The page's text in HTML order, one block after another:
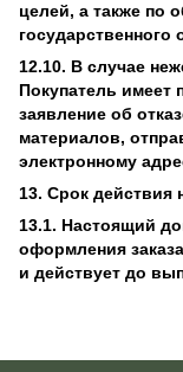
целей, а также по
государственного
12.10. В случае
Покупатель имеет
заявление об
материалов,
электронному
13. Срок действия
13.1. Настоящий
оформления
и действует до